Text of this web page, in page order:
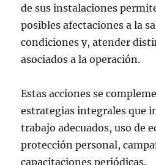
de sus instalaciones
posibles afectaciones a la
condiciones y, atender
asociados a la operación.
Estas acciones se
estrategias integrales que
trabajo adecuados, uso de
protección personal,
capacitaciones periódicas.